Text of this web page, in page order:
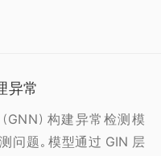
异常
GNN）构建异常检测模
问题。模型通过 GIN 层